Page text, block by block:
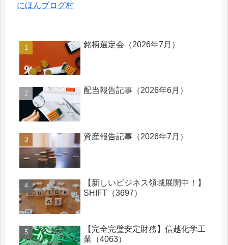
にほんブログ村
銘柄選定会（2026年7月）
配当報告記事（2026年6月）
資産報告記事（2026年7月）
【新しいビジネス領域展開中！】
SHIFT（3697）
【完全完璧安定財務】信越化学工
業（4063）